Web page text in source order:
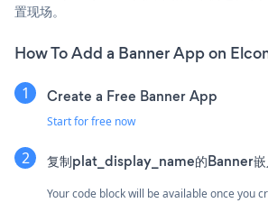
置现场。
How To Add a Banner App on
Create a Free Banner App
Start for free now
复制plat_display_name的Banner嵌
Your code block will be available once you